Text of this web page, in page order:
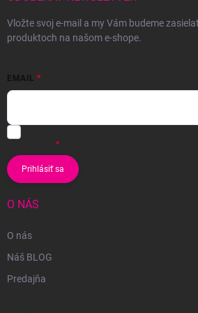
Vložte svoj e-mail a my Vám budeme
produktoch na našom e-shope.
EMAIL
Prihlásiť sa
O NÁS
O nás
Náš BLOG
Predajňa